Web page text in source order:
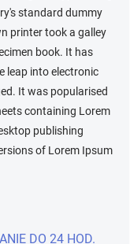
standard dummy
printer took a galley
book. It has
leap into electronic
It was popularised
containing Lorem
publishing
of Lorem Ipsum
DO 24 HOD.